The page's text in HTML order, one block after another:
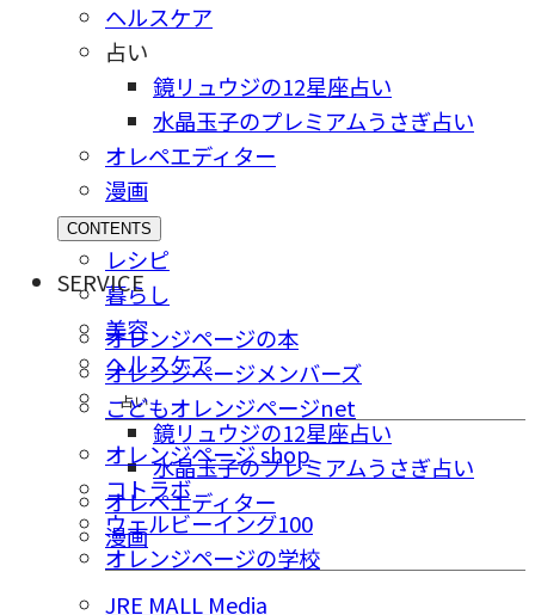
ヘルスケア
占い
鏡リュウジの12星座占い
水晶玉子のプレミアムうさぎ占い
オレペエディター
漫画
CONTENTS
レシピ
暮らし
美容
ヘルスケア
占い
鏡リュウジの12星座占い
水晶玉子のプレミアムうさぎ占い
オレペエディター
漫画
SERVICE
オレンジページの本
オレンジページメンバーズ
こどもオレンジページnet
オレンジページ shop
コトラボ
ウェルビーイング100
オレンジページの学校
JRE MALL Media